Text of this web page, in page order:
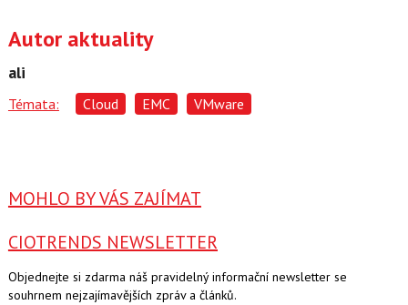
Autor aktuality
ali
Témata: Cloud EMC VMware
MOHLO BY VÁS ZAJÍMAT
CIOTRENDS NEWSLETTER
Objednejte si zdarma náš pravidelný informační newsletter se
souhrnem nejzajímavějších zpráv a článků.